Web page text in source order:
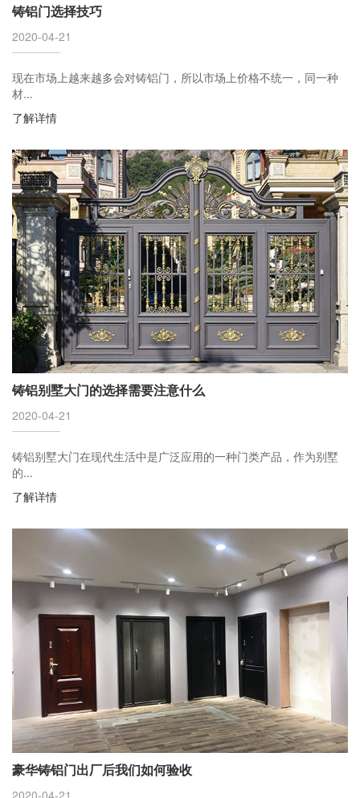
铸铝门选择技巧
2020-04-21
现在市场上越来越多会对铸铝门，所以市场上价格不统一，同一种
材...
了解详情
铸铝别墅大门的选择需要注意什么
2020-04-21
铸铝别墅大门在现代生活中是广泛应用的一种门类产品，作为别墅
的...
了解详情
豪华铸铝门出厂后我们如何验收
2020-04-21